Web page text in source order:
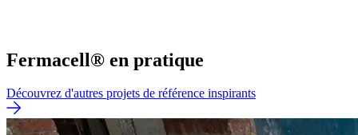
Fermacell® en pratique
Découvrez d'autres projets de référence inspirants